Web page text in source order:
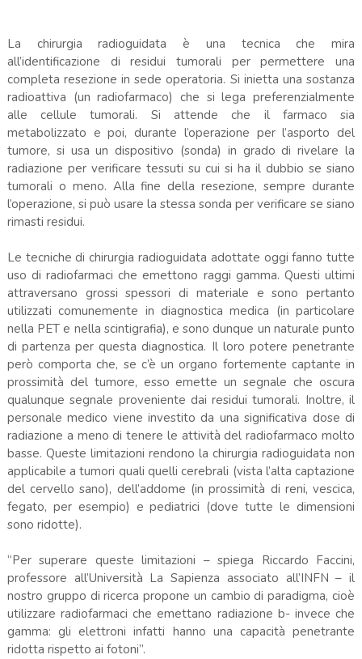
La chirurgia radioguidata è una tecnica che mira
all’identificazione di residui tumorali per permettere una
completa resezione in sede operatoria. Si inietta una sostanza
radioattiva (un radiofarmaco) che si lega preferenzialmente
alle cellule tumorali. Si attende che il farmaco sia
metabolizzato e poi, durante l’operazione per l’asporto del
tumore, si usa un dispositivo (sonda) in grado di rivelare la
radiazione per verificare tessuti su cui si ha il dubbio se siano
tumorali o meno. Alla fine della resezione, sempre durante
l’operazione, si può usare la stessa sonda per verificare se siano
rimasti residui.
Le tecniche di chirurgia radioguidata adottate oggi fanno tutte
uso di radiofarmaci che emettono raggi gamma. Questi ultimi
attraversano grossi spessori di materiale e sono pertanto
utilizzati comunemente in diagnostica medica (in particolare
nella PET e nella scintigrafia), e sono dunque un naturale punto
di partenza per questa diagnostica. Il loro potere penetrante
però comporta che, se c’è un organo fortemente captante in
prossimità del tumore, esso emette un segnale che oscura
qualunque segnale proveniente dai residui tumorali. Inoltre, il
personale medico viene investito da una significativa dose di
radiazione a meno di tenere le attività del radiofarmaco molto
basse. Queste limitazioni rendono la chirurgia radioguidata non
applicabile a tumori quali quelli cerebrali (vista l’alta captazione
del cervello sano), dell’addome (in prossimità di reni, vescica,
fegato, per esempio) e pediatrici (dove tutte le dimensioni
sono ridotte).
“Per superare queste limitazioni – spiega Riccardo Faccini,
professore all’Università La Sapienza associato all’INFN – il
nostro gruppo di ricerca propone un cambio di paradigma, cioè
utilizzare radiofarmaci che emettano radiazione b- invece che
gamma: gli elettroni infatti hanno una capacità penetrante
ridotta rispetto ai fotoni”.